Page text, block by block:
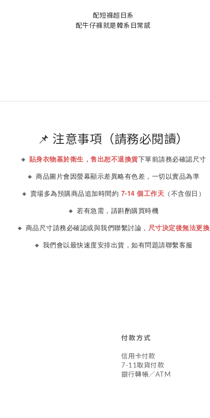
配短褲超日系
配牛仔褲就是韓系日常感
📌 注意事項（請務必閱讀）
🔸 貼身衣物基於衛生，售出恕不退換貨下單前請務必確認尺寸
🔸 商品圖片會因螢幕顯示差異略有色差，一切以實品為準
🔸 賣場多為預購商品追加時間約 7-14 個工作天 （不含假日）
🔸 若有急需，請斟酌購買時機
🔸 商品尺寸請務必確認或與我們聯繫討論， 尺寸決定後無法更換
🔸 我們會以最快速度安排出貨，如有問題請聯繫客服
付款方式
信用卡付款
7-11取貨付款
銀行轉帳／ATM